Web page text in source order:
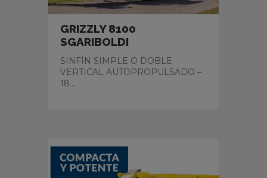
GRIZZLY 8100
SGARIBOLDI
SINFÍN SIMPLE O DOBLE
VERTICAL AUTOPROPULSADO –
18...